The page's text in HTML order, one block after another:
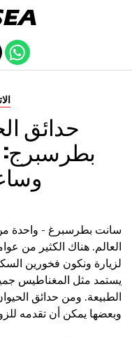
حدائق
بطرسبرج:
سانت بطرسبرغ - واحدة
العالم. هناك الكثير من
لزيارة ونكون فخورين
يستمد مثل المغناطيس
الطبيعة. ومن حدائق
وبعضها يمكن أن تقدمه